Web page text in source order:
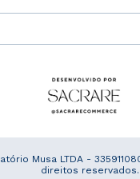
Musa LTDA -
direitos reservados.